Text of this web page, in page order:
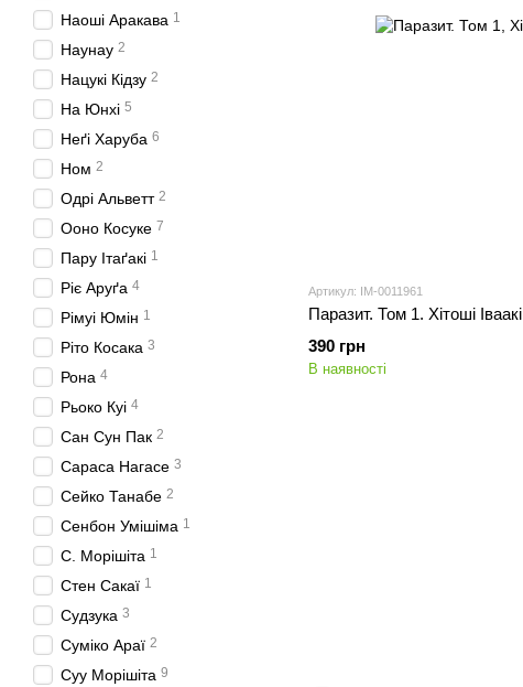
Артикул: IM-0011961
Паразит. Том 1. Хітоші Іваакі
390 грн
В наявності
Наоші Аракава 1
Наунау 2
Нацукі Кідзу 2
На Юнхі 5
Неґі Харуба 6
Ном 2
Одрі Альветт 2
Ооно Косуке 7
Пару Ітаґакі 1
Ріє Аруґа 4
Рімуі Юмін 1
Ріто Косака 3
Рона 4
Рьоко Куі 4
Сан Сун Пак 2
Сараса Нагасе 3
Сейко Танабе 2
Сенбон Умішіма 1
С. Морішіта 1
Стен Сакаї 1
Судзука 3
Суміко Араї 2
Суу Морішіта 9